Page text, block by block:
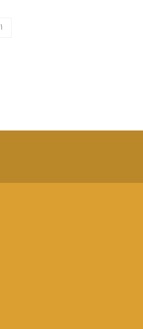
۱